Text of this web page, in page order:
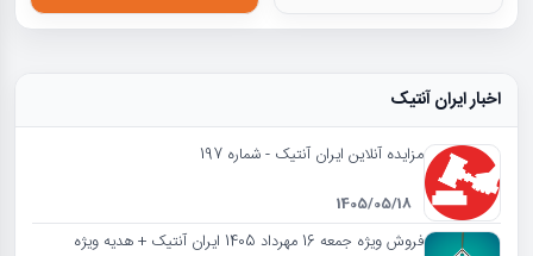
اخبار ایران آنتیک
مزایده آنلاین ایران آنتیک - شماره 197
1405/05/18
فروش ویژه جمعه 16 مهرداد 1405 ایران آنتیک + هدیه ویژه